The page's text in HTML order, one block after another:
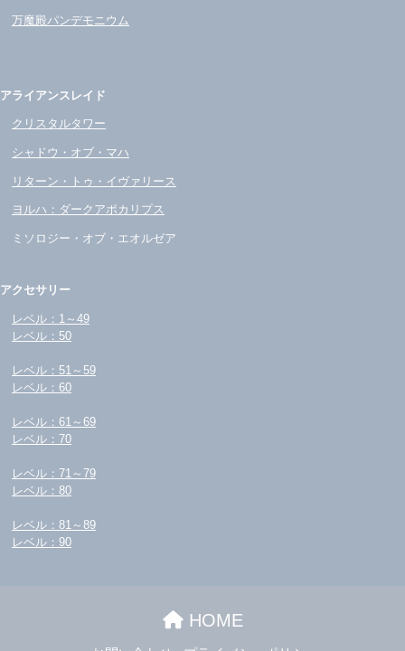
万魔殿パンデモニウム
アライアンスレイド
クリスタルタワー
シャドウ・オブ・マハ
リターン・トゥ・イヴァリース
ヨルハ：ダークアポカリプス
ミソロジー・オブ・エオルゼア
アクセサリー
レベル：1～49
レベル：50
レベル：51～59
レベル：60
レベル：61～69
レベル：70
レベル：71～79
レベル：80
レベル：81～89
レベル：90
HOME